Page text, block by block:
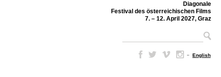
Diagonale
Festival des österreichischen Films
7. – 12. April 2027, Graz
– English